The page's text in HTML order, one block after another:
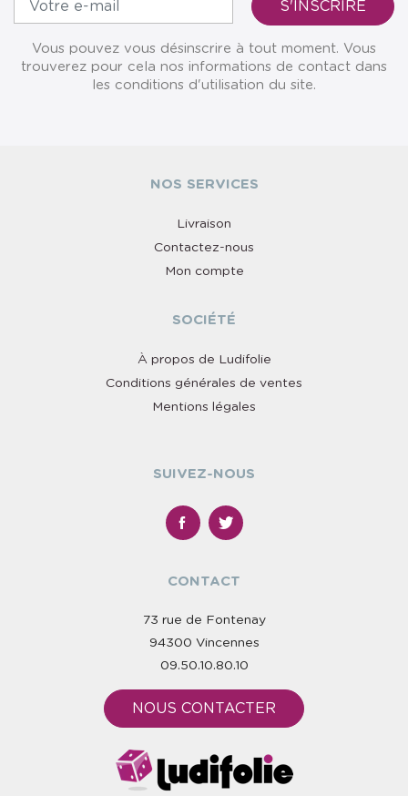
Vous pouvez vous désinscrire à tout moment. Vous
trouverez pour cela nos informations de contact dans
les conditions d'utilisation du site.
NOS SERVICES
Livraison
Contactez-nous
Mon compte
SOCIÉTÉ
À propos de Ludifolie
Conditions générales de ventes
Mentions légales
SUIVEZ-NOUS
CONTACT
73 rue de Fontenay
94300 Vincennes
09.50.10.80.10
NOUS CONTACTER